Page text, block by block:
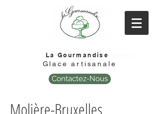
La Gourmandise
Glace artisanale
Contactez-Nous
Molière-Bruxelles